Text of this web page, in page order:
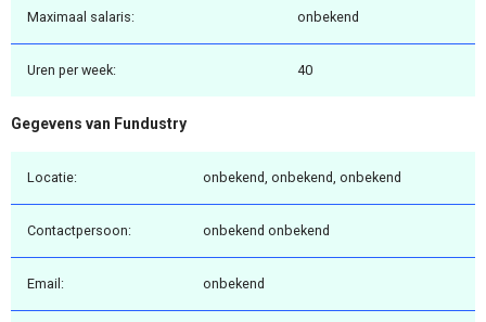
Maximaal salaris: onbekend
Uren per week: 40
Gegevens van Fundustry
Locatie: onbekend, onbekend, onbekend
Contactpersoon: onbekend onbekend
Email: onbekend